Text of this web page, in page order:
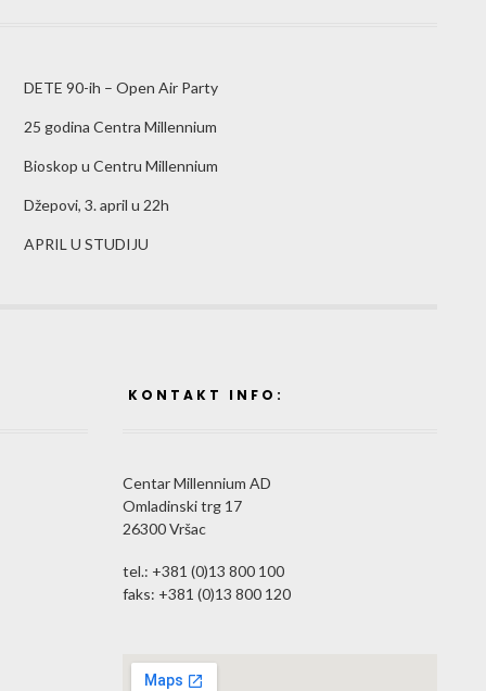
DETE 90-ih – Open Air Party
25 godina Centra Millennium
Bioskop u Centru Millennium
Džepovi, 3. april u 22h
APRIL U STUDIJU
KONTAKT INFO:
Centar Millennium AD
Omladinski trg 17
26300 Vršac
tel.: +381 (0)13 800 100
faks: +381 (0)13 800 120